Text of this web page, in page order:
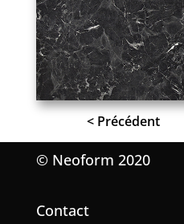
< Précédent
© Neoform 2020
Contact